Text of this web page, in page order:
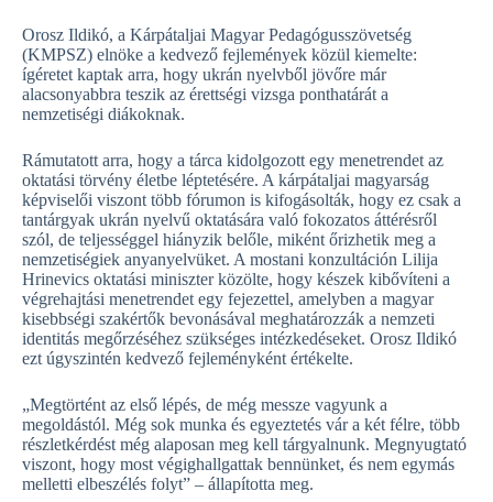
Orosz Ildikó, a Kárpátaljai Magyar Pedagógusszövetség
(KMPSZ) elnöke a kedvező fejlemények közül kiemelte:
ígéretet kaptak arra, hogy ukrán nyelvből jövőre már
alacsonyabbra teszik az érettségi vizsga ponthatárát a
nemzetiségi diákoknak.
Rámutatott arra, hogy a tárca kidolgozott egy menetrendet az
oktatási törvény életbe léptetésére. A kárpátaljai magyarság
képviselői viszont több fórumon is kifogásolták, hogy ez csak a
tantárgyak ukrán nyelvű oktatására való fokozatos áttérésről
szól, de teljességgel hiányzik belőle, miként őrizhetik meg a
nemzetiségiek anyanyelvüket. A mostani konzultáción Lilija
Hrinevics oktatási miniszter közölte, hogy készek kibővíteni a
végrehajtási menetrendet egy fejezettel, amelyben a magyar
kisebbségi szakértők bevonásával meghatározzák a nemzeti
identitás megőrzéséhez szükséges intézkedéseket. Orosz Ildikó
ezt úgyszintén kedvező fejleményként értékelte.
„Megtörtént az első lépés, de még messze vagyunk a
megoldástól. Még sok munka és egyeztetés vár a két félre, több
részletkérdést még alaposan meg kell tárgyalnunk. Megnyugtató
viszont, hogy most végighallgattak bennünket, és nem egymás
melletti elbeszélés folyt” – állapította meg.